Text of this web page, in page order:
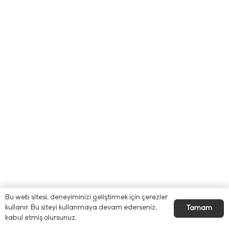
Bu web sitesi, deneyiminizi geliştirmek için çerezler
kullanır. Bu siteyi kullanmaya devam ederseniz,
kabul etmiş olursunuz.
Tamam